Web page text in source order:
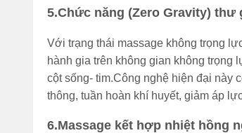
5.Chức năng (Zero Gravity) thư
Với trạng thái massage không trọng
hành gia trên không gian không trọng
cột sống- tim.Công nghệ hiện đại này
thông, tuần hoàn khí huyết, giảm áp
6.Massage kết hợp nhiệt hồng